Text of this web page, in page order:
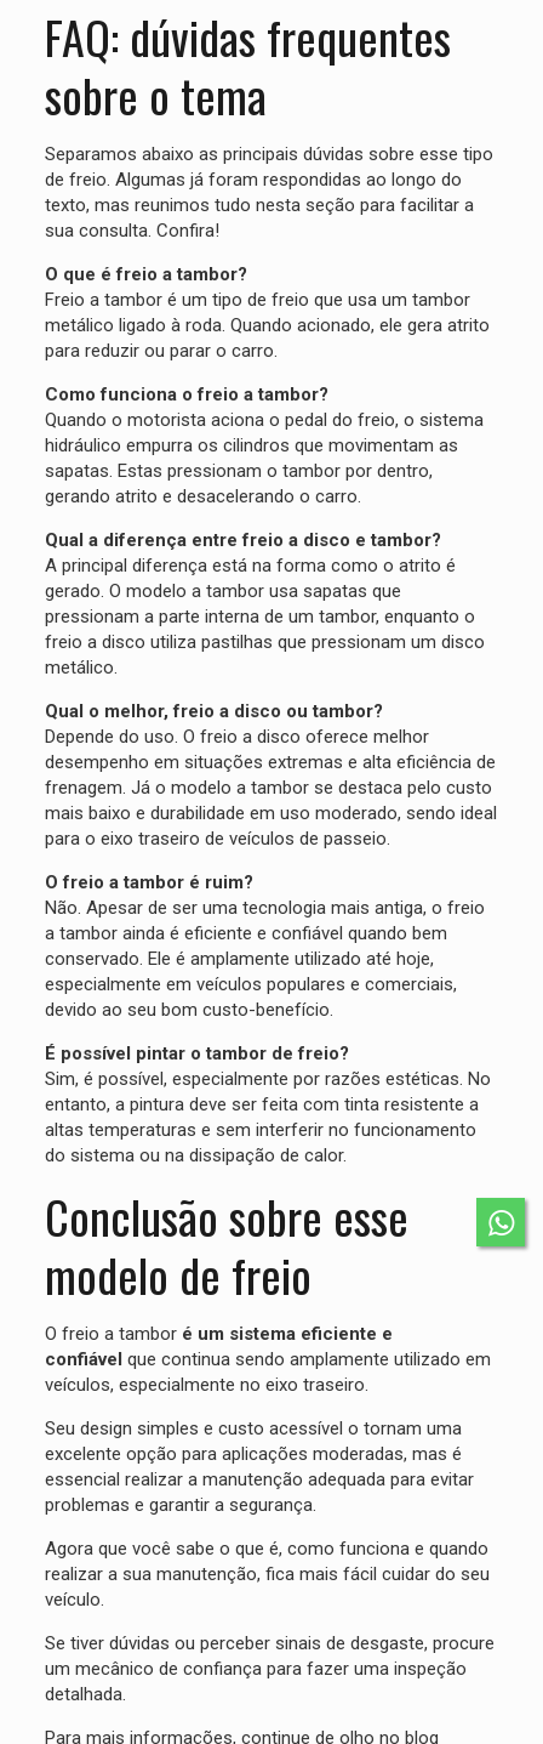
FAQ: dúvidas frequentes
sobre o tema
Separamos abaixo as principais dúvidas sobre esse tipo
de freio. Algumas já foram respondidas ao longo do
texto, mas reunimos tudo nesta seção para facilitar a
sua consulta. Confira!
O que é freio a tambor?
Freio a tambor é um tipo de freio que usa um tambor
metálico ligado à roda. Quando acionado, ele gera atrito
para reduzir ou parar o carro.
Como funciona o freio a tambor?
Quando o motorista aciona o pedal do freio, o sistema
hidráulico empurra os cilindros que movimentam as
sapatas. Estas pressionam o tambor por dentro,
gerando atrito e desacelerando o carro.
Qual a diferença entre freio a disco e tambor?
A principal diferença está na forma como o atrito é
gerado. O modelo a tambor usa sapatas que
pressionam a parte interna de um tambor, enquanto o
freio a disco utiliza pastilhas que pressionam um disco
metálico.
Qual o melhor, freio a disco ou tambor?
Depende do uso. O freio a disco oferece melhor
desempenho em situações extremas e alta eficiência de
frenagem. Já o modelo a tambor se destaca pelo custo
mais baixo e durabilidade em uso moderado, sendo ideal
para o eixo traseiro de veículos de passeio.
O freio a tambor é ruim?
Não. Apesar de ser uma tecnologia mais antiga, o freio
a tambor ainda é eficiente e confiável quando bem
conservado. Ele é amplamente utilizado até hoje,
especialmente em veículos populares e comerciais,
devido ao seu bom custo-benefício.
É possível pintar o tambor de freio?
Sim, é possível, especialmente por razões estéticas. No
entanto, a pintura deve ser feita com tinta resistente a
altas temperaturas e sem interferir no funcionamento
do sistema ou na dissipação de calor.
Conclusão sobre esse
modelo de freio
O freio a tambor é um sistema eficiente e
confiável que continua sendo amplamente utilizado em
veículos, especialmente no eixo traseiro.
Seu design simples e custo acessível o tornam uma
excelente opção para aplicações moderadas, mas é
essencial realizar a manutenção adequada para evitar
problemas e garantir a segurança.
Agora que você sabe o que é, como funciona e quando
realizar a sua manutenção, fica mais fácil cuidar do seu
veículo.
Se tiver dúvidas ou perceber sinais de desgaste, procure
um mecânico de confiança para fazer uma inspeção
detalhada.
Para mais informações, continue de olho no blog